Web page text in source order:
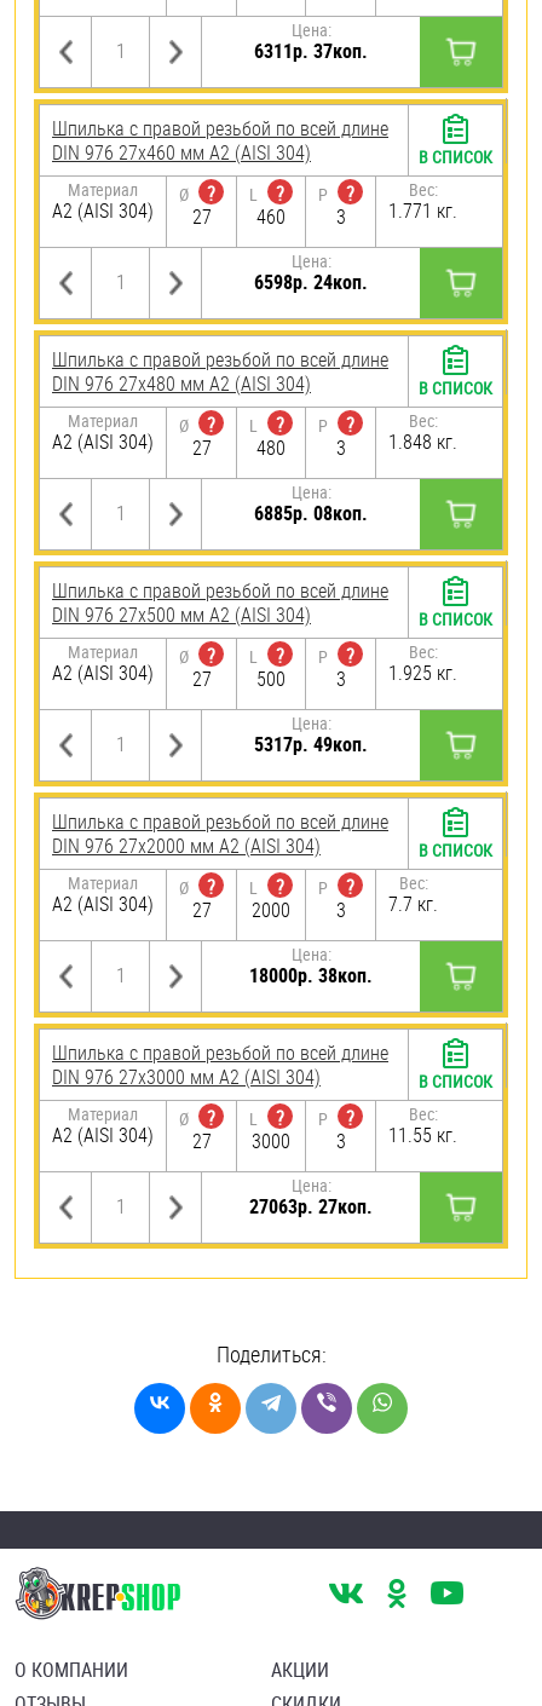
Цена:
6311р. 37коп.
Шпилька с правой резьбой по всей длине
DIN 976 27х460 мм А2 (AISI 304)
Материал
А2 (AISI 304)
Ø
?
27
L
?
460
P
?
3
Вес:
1.771 кг.
Цена:
6598р. 24коп.
В СПИСОК
Шпилька с правой резьбой по всей длине
DIN 976 27х480 мм А2 (AISI 304)
Материал
А2 (AISI 304)
Ø
?
27
L
?
480
P
?
3
Вес:
1.848 кг.
Цена:
6885р. 08коп.
В СПИСОК
Шпилька с правой резьбой по всей длине
DIN 976 27х500 мм А2 (AISI 304)
Материал
А2 (AISI 304)
Ø
?
27
L
?
500
P
?
3
Вес:
1.925 кг.
Цена:
5317р. 49коп.
В СПИСОК
Шпилька с правой резьбой по всей длине
DIN 976 27х2000 мм А2 (AISI 304)
Материал
А2 (AISI 304)
Ø
?
27
L
?
2000
P
?
3
Вес:
7.7 кг.
Цена:
18000р. 38коп.
В СПИСОК
Шпилька с правой резьбой по всей длине
DIN 976 27х3000 мм А2 (AISI 304)
Материал
А2 (AISI 304)
Ø
?
27
L
?
3000
P
?
3
Вес:
11.55 кг.
Цена:
27063р. 27коп.
В СПИСОК
Поделиться:
О КОМПАНИИ
АКЦИИ